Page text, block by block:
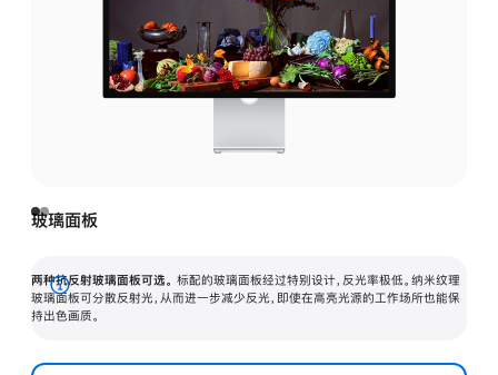
玻璃面板
两种抗反射玻璃面板可选。 标配的玻璃面板经过特别设计，反光率极低。纳米纹理
玻璃面板可分散反射光，从而进一步减少反光，即使在高亮光源的工作场所也能保
持出色画质。
展
开